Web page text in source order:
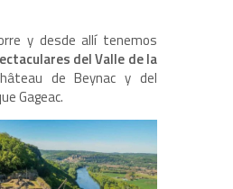
y desde allí tenemos
del Valle de la
de Beynac y del
Gageac.